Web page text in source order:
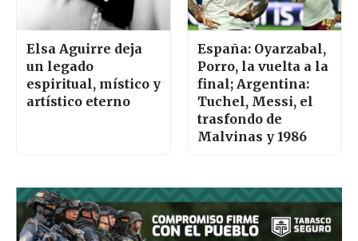
Elsa Aguirre deja
un legado
espiritual, místico y
artístico eterno
España: Oyarzabal,
Porro, la vuelta a la
final; Argentina:
Tuchel, Messi, el
trasfondo de
Malvinas y 1986